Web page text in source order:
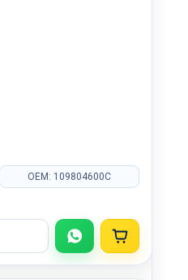
OEM: 109804600C